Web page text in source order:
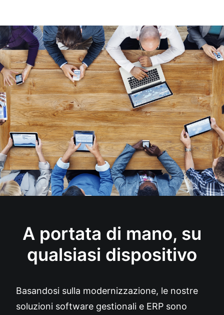
A portata di mano, su
qualsiasi dispositivo
Basandosi sulla modernizzazione, le nostre
soluzioni software gestionali e ERP sono